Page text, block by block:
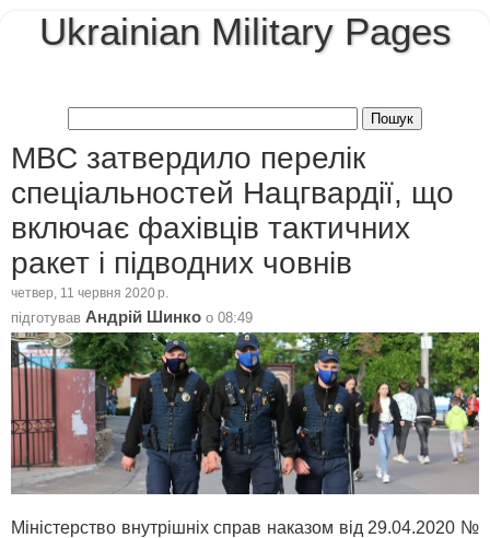
Ukrainian Military Pages
МВС затвердило перелік
спеціальностей Нацгвардії, що
включає фахівців тактичних
ракет і підводних човнів
четвер, 11 червня 2020 р.
підготував Андрій Шинко о 08:49
Міністерство внутрішніх справ наказом від 29.04.2020 №